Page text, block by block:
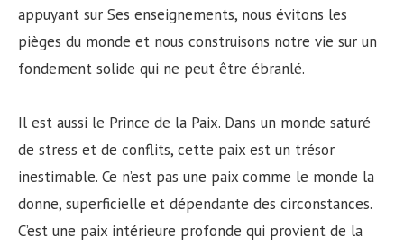
appuyant sur Ses enseignements, nous évitons les
pièges du monde et nous construisons notre vie sur un
fondement solide qui ne peut être ébranlé.
Il est aussi le Prince de la Paix. Dans un monde saturé
de stress et de conflits, cette paix est un trésor
inestimable. Ce n’est pas une paix comme le monde la
donne, superficielle et dépendante des circonstances.
C’est une paix intérieure profonde qui provient de la